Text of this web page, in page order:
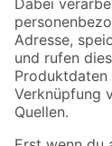
Zahlungsarten
Sicher einkaufen